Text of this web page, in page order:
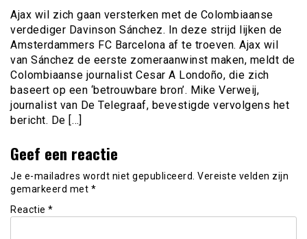
Ajax wil zich gaan versterken met de Colombiaanse
verdediger Davinson Sánchez. In deze strijd lijken de
Amsterdammers FC Barcelona af te troeven. Ajax wil
van Sánchez de eerste zomeraanwinst maken, meldt de
Colombiaanse journalist Cesar A Londoño, die zich
baseert op een ‘betrouwbare bron’. Mike Verweij,
journalist van De Telegraaf, bevestigde vervolgens het
bericht. De […]
Geef een reactie
Je e-mailadres wordt niet gepubliceerd. Vereiste velden zijn
gemarkeerd met *
Reactie *